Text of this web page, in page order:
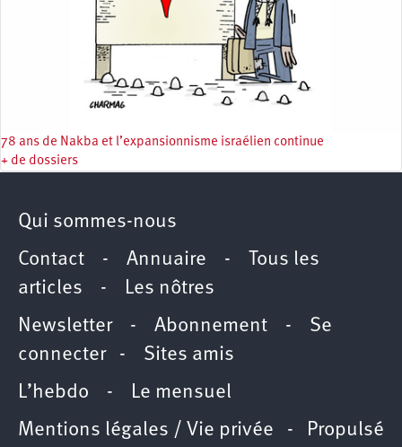
78 ans de Nakba et l’expansionnisme israélien continue
+ de dossiers
Qui sommes-nous
Contact - Annuaire -
Tous les
articles -
Les nôtres
Newsletter- Abonnement - Se
connecter- Sites amis
L’hebdo -
Le mensuel
Mentions légales / Vie privée - Propulsé